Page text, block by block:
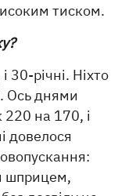
тиском.
30-річні. Ніхто
Ось днями
на 170, і
довелося
шприцем,